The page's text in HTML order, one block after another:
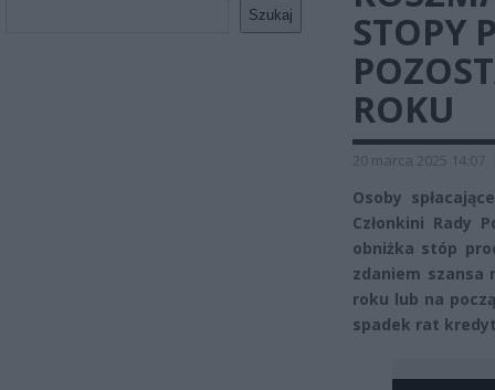
Szukaj
STOPY
ROKU
20 marca 2025 14:07
Osoby
Członkini Rady
obniżka stóp
zdaniem szansa
roku lub na
spadek rat